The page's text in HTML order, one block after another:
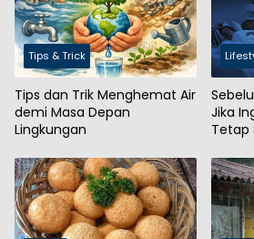
Tips & Trick
Tips dan Trik Menghemat Air
demi Masa Depan
Lingkungan
Jika
Tetap